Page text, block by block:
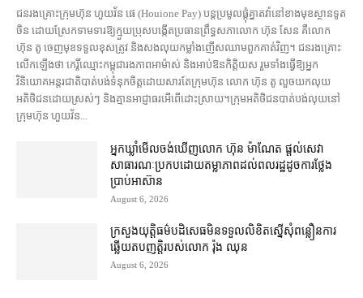
ជនរងគ្រោះ​ក្រុមហ៊ុន ហួយវ័ន ផេ (Houione Pay) បន្ត​ប្រមូល​ផ្ដុំគ្នា​តវ៉ា​នៅ​ខាងមុខ​ស្ថានទូត​
ចិន ដោយ​ស្រែក​ទាមទារ​ឱ្យ​ក្មួយប្រុស​បង្កើត​ប្រធាន​ព្រឹទ្ធសភា​លោក ហ៊ុន សែន គឺ​លោក
ហ៊ុន តូ ចេញមុខ​ទទួលខុសត្រូវ និង​សង​លុយ​កម្លាំង​ញើស​ឈាម​ពួកគាត់​វិញ​។ ជនរងគ្រោះ​
លើកឡើង​ថា កេរ្តិ៍ឈ្មោះ​កម្ពុជា​រង​ភាព​អាម៉ាស់ និង​អាប់ឱន​កិត្តិយស រួម​ទាំង​ធ្វើ​ឱ្យ​អ្នក​
វិនិយោគ​អន្តរជាតិ​បាត់បង់​ទំនុកចិត្ត​ដោយសារតែ​ក្រុមហ៊ុន លោក ហ៊ុន តូ លួច​យក​លុយ​
អតិថិជន​ដោយ​ស្រស់ៗ និង​គ្មាន​អាជ្ញាធរ​អើពើ​ដោះស្រាយ។ក្រុម​អតិថិជន​បាត់បង់​លុយ​នៅ​
ក្រុមហ៊ុន ហួយវ័ន...
អ្នកឃ្លាំមើល​ចង់​ឃើញ​លោក ហ៊ុន ម៉ាណែត ផ្ដល់​សេវា​
សាធារណៈ​ប្រកបដោយ​តម្លាភាព​ដល់​ពលរដ្ឋ​ដូច​ការ​ថ្លែង​
ប្រាប់​អាស៊ាន
August 6, 2026
ក្រសួងយុត្តិធម៌​បដិសេធ​មិន​ទទួល​លិខិត​ស្នើសុំ​ពន្លឿន​ការ​
ឆ្លើយតប​ញត្តិ​របស់​លោក រ៉ុង ឈុន
August 6, 2026